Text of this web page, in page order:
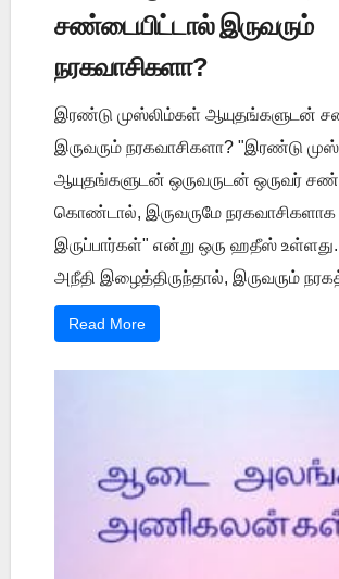
சண்டையிட்டால் இருவரும்
நரகவாசிகளா?
இரண்டு முஸ்லிம்கள் ஆயுதங்களுடன்
இருவரும் நரகவாசிகளா? "இரண்டு
ஆயுதங்களுடன் ஒருவருடன் ஒருவர்
கொண்டால், இருவருமே நரகவாசிகளாக
இருப்பார்கள்" என்று ஒரு ஹதீஸ் உள்ளது.
அநீதி இழைத்திருந்தால், இருவரும்
Read More